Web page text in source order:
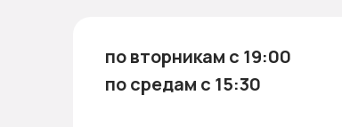
по вторникам с 19:00
по средам с 15:30